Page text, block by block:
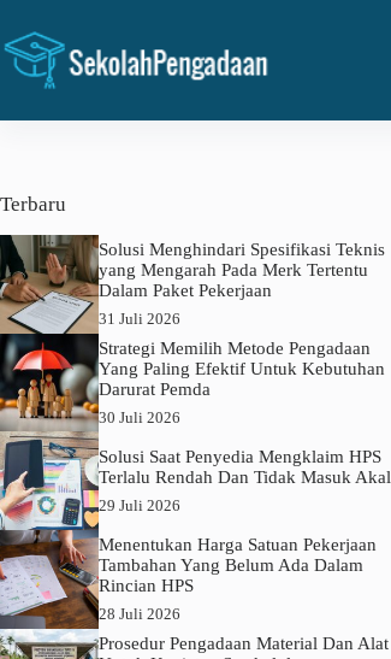
content
Terbaru
Solusi Menghindari Spesifikasi Teknis
yang Mengarah Pada Merk Tertentu
Dalam Paket Pekerjaan
31 Juli 2026
Strategi Memilih Metode Pengadaan
Yang Paling Efektif Untuk Kebutuhan
Darurat Pemda
30 Juli 2026
Solusi Saat Penyedia Mengklaim HPS
Terlalu Rendah Dan Tidak Masuk Akal
29 Juli 2026
Menentukan Harga Satuan Pekerjaan
Tambahan Yang Belum Ada Dalam
Rincian HPS
28 Juli 2026
Prosedur Pengadaan Material Dan Alat